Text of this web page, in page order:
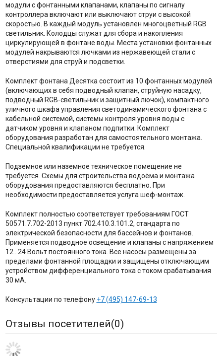
модули с фонтанными клапанами, клапаны по сигналу
контроллера включают или выключают струи с высокой
скоростью. В каждый модуль установлен многоцветный RGB
светильник. Колодцы служат для сбора и накопления
циркулирующей в фонтане воды. Места установки фонтанных
модулей накрываются лючками из нержавеющей стали с
отверстиями для струй и подсветки.
Комплект фонтана Десятка состоит из 10 фонтанных модулей
(включающих в себя подводный клапан, струйную насадку,
подводный RGB-светильник и защитный лючок), компактного
уличного шкафа управления светодинамического фонтана с
кабельной системой, системы контроля уровня воды с
датчиком уровня и клапаном подпитки. Комплект
оборудования разработан для самостоятельного монтажа.
Специальной квалификации не требуется.
Подземное или наземное техническое помещение не
требуется. Схемы для строительства водоёма и монтажа
оборудования предоставляются бесплатно. При
необходимости предоставляется услуга шеф-монтаж.
Комплект полностью соответствует требованиям ГОСТ
50571.7.702-2013 пункт 702.410.3.101.2, стандарта по
электрической безопасности для бассейнов и фонтанов.
Применяется подводное освещение и клапаны с напряжением
12...24 Вольт постоянного тока. Все насосы размещены за
пределами фонтанной площадки и защищены отключающим
устройством дифференциального тока с током срабатывания
30 мА.
Консультации по телефону +7 (495) 147-69-13
Отзывы посетителей(0)